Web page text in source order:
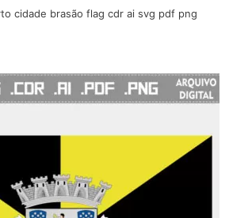
cidade brasão flag cdr ai svg pdf png